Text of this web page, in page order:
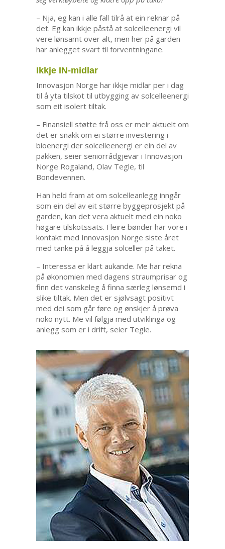
– Nja, eg kan i alle fall tilrå at ein reknar på
det. Eg kan ikkje påstå at solcelleenergi vil
vere lønsamt over alt, men her på garden
har anlegget svart til forventningane.
Ikkje IN-midlar
Innovasjon Norge har ikkje midlar per i dag
til å yta tilskot til utbygging av solcelleenergi
som eit isolert tiltak.
– Finansiell støtte frå oss er meir aktuelt om
det er snakk om ei større investering i
bioenergi der solcelleenergi er ein del av
pakken, seier seniorrådgjevar i Innovasjon
Norge Rogaland, Olav Tegle, til
Bondevennen.
Han held fram at om solcelleanlegg inngår
som ein del av eit større byggeprosjekt på
garden, kan det vera aktuelt med ein noko
høgare tilskotssats. Fleire bønder har vore i
kontakt med Innovasjon Norge siste året
med tanke på å leggja solceller på taket.
– Interessa er klart aukande. Me har rekna
på økonomien med dagens straumprisar og
finn det vanskeleg å finna særleg lønsemd i
slike tiltak. Men det er sjølvsagt positivt
med dei som går føre og ønskjer å prøva
noko nytt. Me vil følgja med utviklinga og
anlegg som er i drift, seier Tegle.